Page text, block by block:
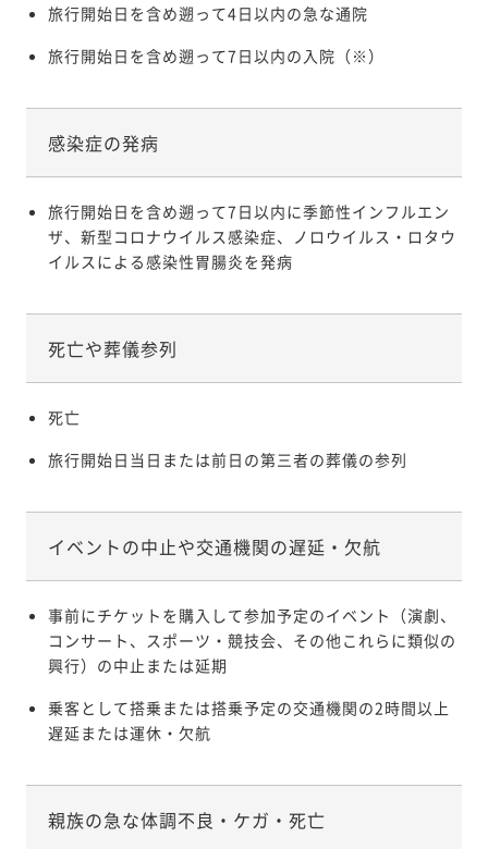
旅行開始日を含め遡って4日以内の急な通院
旅行開始日を含め遡って7日以内の入院（※）
感染症の発病
旅行開始日を含め遡って7日以内に季節性インフルエン
ザ、新型コロナウイルス感染症、ノロウイルス・ロタウ
イルスによる感染性胃腸炎を発病
死亡や葬儀参列
死亡
旅行開始日当日または前日の第三者の葬儀の参列
イベントの中止や交通機関の遅延・欠航
事前にチケットを購入して参加予定のイベント（演劇、
コンサート、スポーツ・競技会、その他これらに類似の
興行）の中止または延期
乗客として搭乗または搭乗予定の交通機関の2時間以上
遅延または運休・欠航
親族の急な体調不良・ケガ・死亡